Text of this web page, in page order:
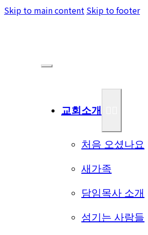
Skip to main content Skip to footer
교회소개
처음 오셨나요
새가족
담임목사 소개
섬기는 사람들